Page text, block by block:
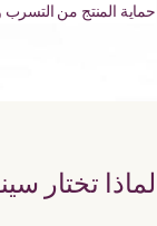
حماية المنتج من
لماذا تختار